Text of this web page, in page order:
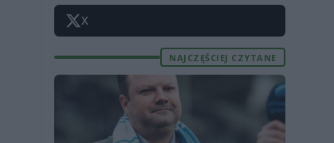
X
NAJCZĘŚCIEJ CZYTANE